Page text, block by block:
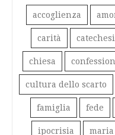
accoglienza
carità catechesi
chiesa
cultura dello scarto
famiglia fede
ipocrisia maria